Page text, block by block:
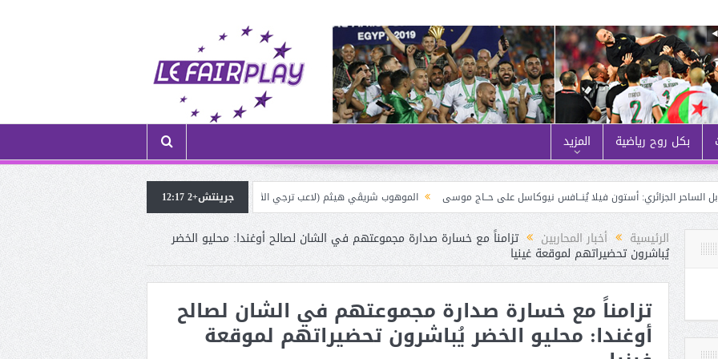
بكل روح رياضية المزيد
الموهوب شريڤي هيثم (لاعب ترجي الڤرانين) في ضيافة «الروح الرياضية»: «النجــاح لا يأتـي بالحــظ، بل بالعــمل
جرينتش+2 12:17
الرئيسية أخبار المحاربين تزامناً مع خسارة صدارة مجموعتهم في الشان لصالح أوغندا: محليو الخضر
يُباشرون تحضيراتهم لموقعة غينيا
تزامناً مع خسارة صدارة مجموعتهم في الشان لصالح
أوغندا: محليو الخضر يُباشرون تحضيراتهم لموقعة